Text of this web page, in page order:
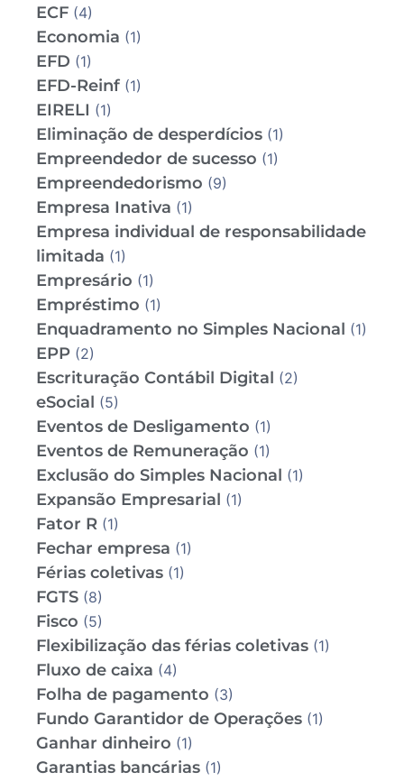
ECF (4)
Economia (1)
EFD (1)
EFD-Reinf (1)
EIRELI (1)
Eliminação de desperdícios (1)
Empreendedor de sucesso (1)
Empreendedorismo (9)
Empresa Inativa (1)
Empresa individual de responsabilidade
limitada (1)
Empresário (1)
Empréstimo (1)
Enquadramento no Simples Nacional (1)
EPP (2)
Escrituração Contábil Digital (2)
eSocial (5)
Eventos de Desligamento (1)
Eventos de Remuneração (1)
Exclusão do Simples Nacional (1)
Expansão Empresarial (1)
Fator R (1)
Fechar empresa (1)
Férias coletivas (1)
FGTS (8)
Fisco (5)
Flexibilização das férias coletivas (1)
Fluxo de caixa (4)
Folha de pagamento (3)
Fundo Garantidor de Operações (1)
Ganhar dinheiro (1)
Garantias bancárias (1)